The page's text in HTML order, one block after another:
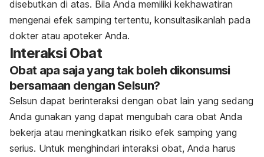
disebutkan di atas. Bila Anda memiliki kekhawatiran
mengenai efek samping tertentu, konsultasikanlah pada
dokter atau apoteker Anda.
Interaksi Obat
Obat apa saja yang tak boleh dikonsumsi
bersamaan dengan Selsun?
Selsun dapat berinteraksi dengan obat lain yang sedang
Anda gunakan yang dapat mengubah cara obat Anda
bekerja atau meningkatkan risiko efek samping yang
serius. Untuk menghindari interaksi obat, Anda harus